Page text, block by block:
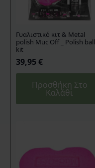
Γυαλιστικό κιτ & Metal
polish Muc Off _ Polish ball
kit
39,95 €
Προσθήκη Στο
Καλάθι